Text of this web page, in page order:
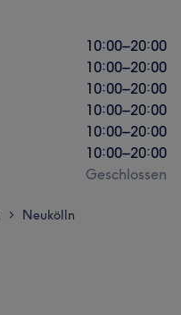
10:00–20:00
10:00–20:00
10:00–20:00
10:00–20:00
10:00–20:00
10:00–20:00
Geschlossen
> Neukölln